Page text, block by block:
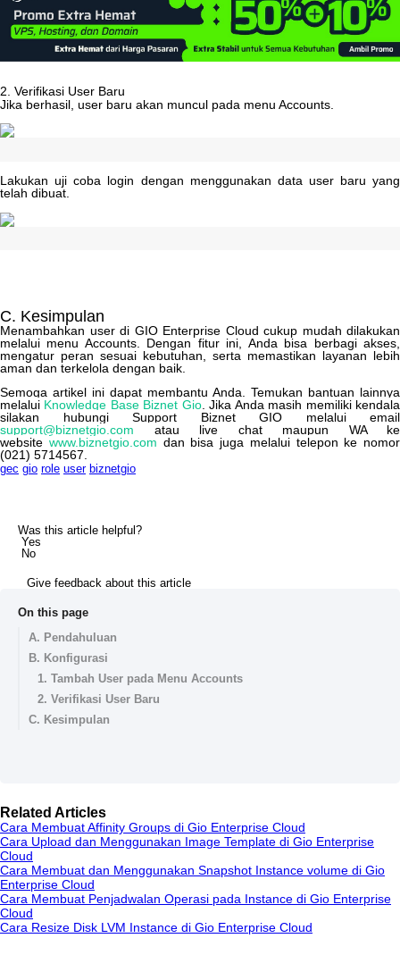
2 Verifikasi User Baru
Jika berhasil user baru akan muncul pada menu Accounts
Lakukan uji coba login dengan menggunakan data user baru yang
telah dibuat
C. Kesimpulan
Menambahkan user di GIO Enterprise Cloud cukup mudah dilakukan
melalui menu Accounts. Dengan fitur ini, Anda bisa berbagi akses,
mengatur peran sesuai kebutuhan, serta memastikan layanan lebih
aman dan terkelola dengan baik.
Semoga artikel ini dapat membantu Anda. Temukan bantuan lainnya
melalui Knowledge Base Biznet Gio. Jika Anda masih memiliki kendala
silakan
hubungi Support Biznet GIO melalui
email
support@biznetgio.com atau live chat maupun WA
ke
website www.biznetgio.com dan bisa juga melalui telepon ke nomor
(021) 5714567.
gec gio role user biznetgio
Was this article helpful?
Yes
No
Give feedback about this article
On this page
A. Pendahuluan
B. Konfigurasi
1. Tambah User pada Menu Accounts
2. Verifikasi User Baru
C. Kesimpulan
Related Articles
Cara Membuat Affinity Groups di Gio Enterprise Cloud
Cara Upload dan Menggunakan Image Template di Gio Enterprise
Cloud
Cara Membuat dan Menggunakan Snapshot Instance volume di Gio
Enterprise Cloud
Cara Membuat Penjadwalan Operasi pada Instance di Gio Enterprise
Cloud
Cara Resize Disk LVM Instance di Gio Enterprise Cloud